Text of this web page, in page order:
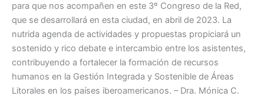
para que nos acompañen en este 3º Congreso de la Red,
que se desarrollará en esta ciudad, en abril de 2023. La
nutrida agenda de actividades y propuestas propiciará un
sostenido y rico debate e intercambio entre los asistentes,
contribuyendo a fortalecer la formación de recursos
humanos en la Gestión Integrada y Sostenible de Áreas
Litorales en los países iberoamericanos. – Dra. Mónica C.